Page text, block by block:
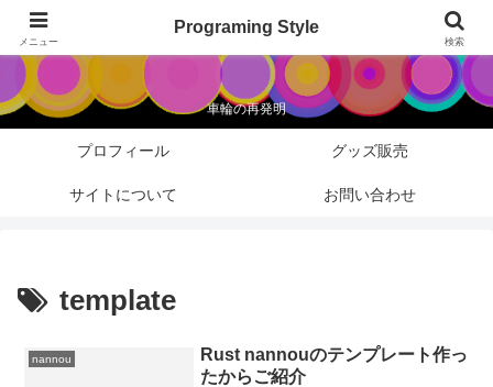
Programing Style
車輪の再発明
プロフィール グッズ販売
サイトについて お問い合わせ
template
nannou
Rust nannouのテンプレート作っ
たからご紹介
メニュー
Programing Style
検索